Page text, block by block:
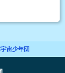
宙少年団